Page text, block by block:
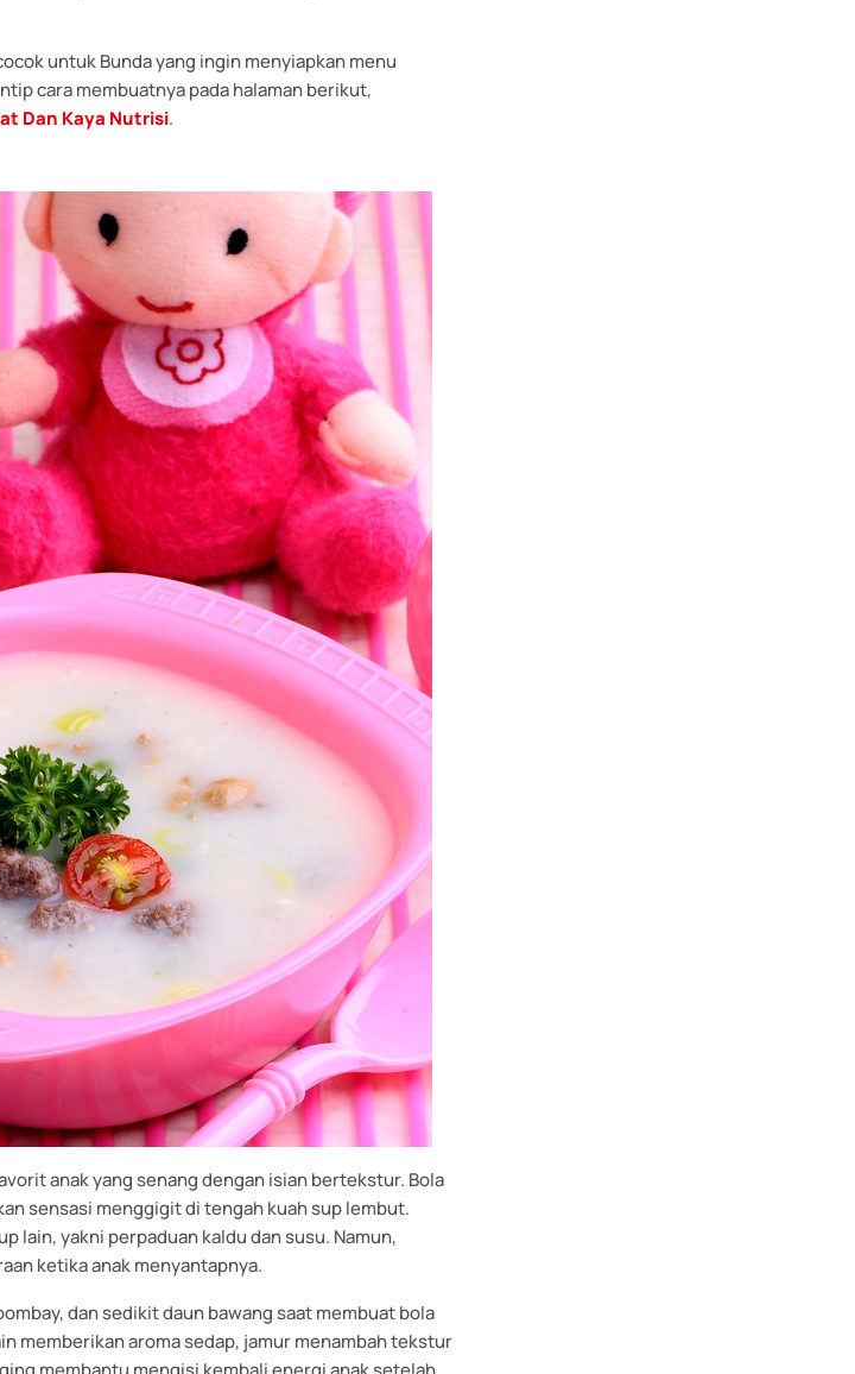
untuk Bunda yang ingin menyiapkan menu
cara membuatnya pada halaman berikut,
Dan Kaya Nutrisi.
anak yang senang dengan isian bertekstur. Bola
sensasi menggigit di tengah kuah sup lembut.
lain, yakni perpaduan kaldu dan susu. Namun,
ketika anak menyantapnya.
dan sedikit daun bawang saat membuat bola
memberikan aroma sedap, jamur menambah tekstur